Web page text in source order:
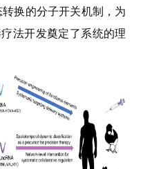
换的分子开关机制，为
法开发奠定了系统的理